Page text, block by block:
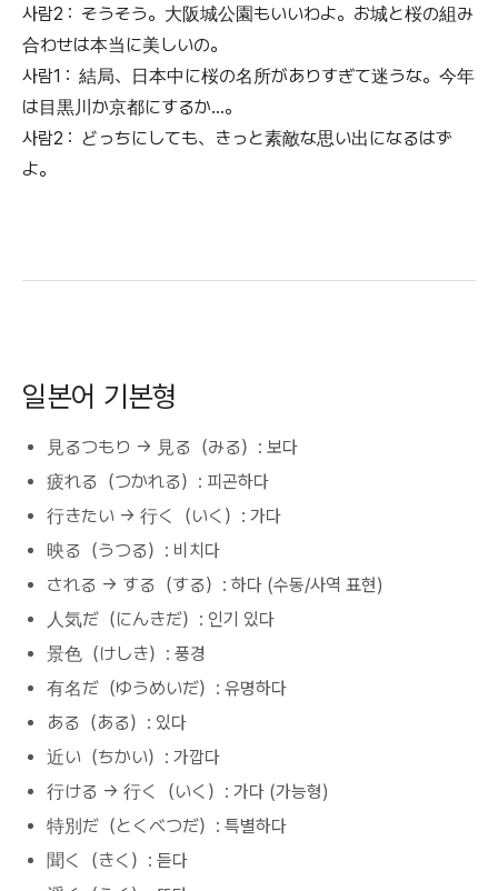
사람2 : そうそう。大阪城公園もいいわよ。お城と桜の組み
合わせは本当に美しいの。
사람1 : 結局、日本中に桜の名所がありすぎて迷うな。今年
は目黒川か京都にするか…。
사람2 : どっちにしても、きっと素敵な思い出になるはず
よ。
일본어 기본형
見るつもり → 見る（みる）: 보다
疲れる（つかれる）: 피곤하다
行きたい → 行く（いく）: 가다
映る（うつる）: 비치다
される → する（する）: 하다 (수동/사역 표현)
人気だ（にんきだ）: 인기 있다
景色（けしき）: 풍경
有名だ（ゆうめいだ）: 유명하다
ある（ある）: 있다
近い（ちかい）: 가깝다
行ける → 行く（いく）: 가다 (가능형)
特別だ（とくべつだ）: 특별하다
聞く（きく）: 듣다